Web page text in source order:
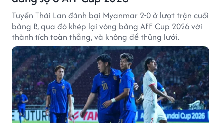
Tuyển Thái Lan đánh bại Myanmar 2-0 ở lượt trận cuối
bảng B, qua đó khép lại vòng bảng AFF Cup 2026 với
thành tích toàn thắng, và không để thủng lưới.